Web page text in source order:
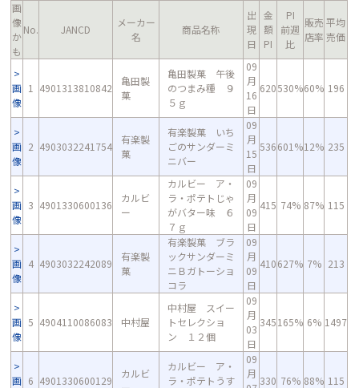
画
像
か
も
No. JANCD
メーカー
名
商品名称
出
現
日
金
額
PI
PI
前週
比
販売
店率
平均
売価
画
像
1 4901313810842
亀田製
菓
亀田製菓 午後
のつまみ種 ９
５ｇ
09
月
16
日
620530%60% 196
画
像
2 4903032241754
有楽製
菓
有楽製菓 いち
ごのサンダーミ
ニバー
09
月
15
日
536601%12% 235
画
像
3 4901330600136
カルビ
ー
カルビー ア・
ラ・ポテトじゃ
がバター味 ６
７ｇ
09
月
09
日
415 74% 87% 115
画
像
4 4903032242089
有楽製
菓
有楽製菓 ブラ
ックサンダーミ
ニＢガトーショ
コラ
09
月
09
日
410627% 7% 213
画
像
5 4904110086083 中村屋
中村屋 スイー
トセレクショ
ン １２個
09
月
03
日
345165% 6% 1497
画 6 4901330600129
カルビ
カルビー ア・
ラ・ポテトうす
09
月
330 76% 88% 115